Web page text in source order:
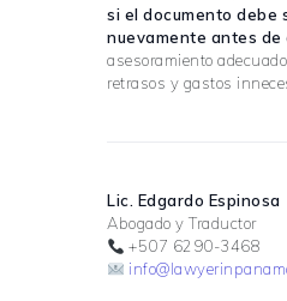
si el documento debe
nuevamente antes
asesoramiento
retrasos y gastos
Lic. Edgardo Espinosa
Abogado y Traductor
+507 6290-3468